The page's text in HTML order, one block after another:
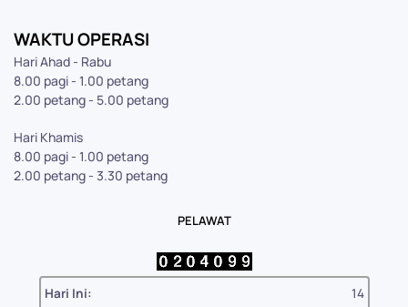
WAKTU OPERASI
Hari Ahad - Rabu
8.00 pagi - 1.00 petang
2.00 petang - 5.00 petang
Hari Khamis
8.00 pagi - 1.00 petang
2.00 petang - 3.30 petang
PELAWAT
Hari Ini:
14